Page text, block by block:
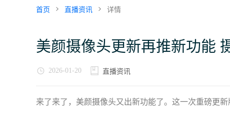
首页 直播资讯 详情
美颜摄像头更新再推新功能
2026-01-20 直播资讯
来了来了，美颜摄像头又出新功能了。这一次重磅更